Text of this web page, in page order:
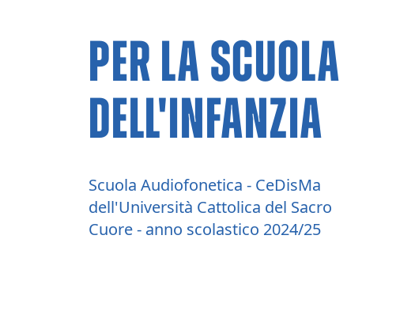
Per la scuola
dell'infanzia
Scuola Audiofonetica - CeDisMa
dell'Università Cattolica del Sacro
Cuore - anno scolastico 2024/25